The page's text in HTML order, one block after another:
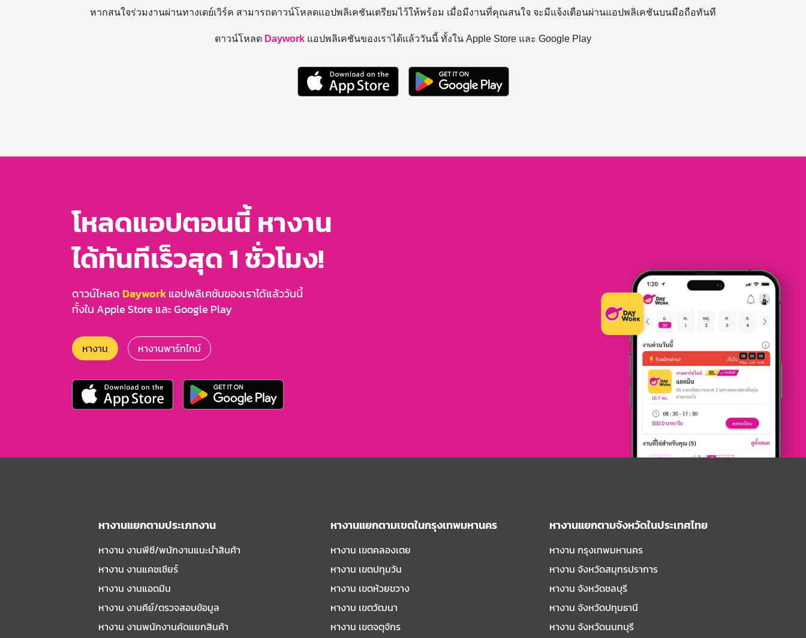
หากสนใจร่วมงานผ่านทางเดย์เวิร์ค สามารถดาวน์โหลดแอปพลิเคชันเตรียมไว้ให้พร้อม เมื่อมีงานที่คุณสนใจ จะมีแจ้งเตือนผ่านแอปพลิเคชันบนมือถือทันที
ดาวน์โหลด Daywork แอปพลิเคชันของเราได้แล้ววันนี้ ทั้งใน Apple Store และ Google Play
โหลดแอปตอนนี้ หางาน
ได้ทันทีเร็วสุด 1 ชั่วโมง!
ดาวน์โหลด Dayworkแอปพลิเคชันของเราได้แล้ววันนี้
ทั้งใน Apple Store และ Google Play
หางาน หางานพาร์ทไทม์
หางานแยกตามประเภทงาน
หางาน งานพีซี/พนักงานแนะนําสินค้า
หางาน งานแคชเชียร์
หางาน งานแอดมิน
หางาน งานคีย์/ตรวจสอบข้อมูล
หางาน งานพนักงานคัดแยกสินค้า
หางานแยกตามเขตในกรุงเทพมหานคร
หางาน เขตคลองเตย
หางาน เขตปทุมวัน
หางาน เขตห้วยขวาง
หางาน เขตวัฒนา
หางาน เขตจตุจักร
หางานแยกตามจังหวัดในประเทศไทย
หางาน กรุงเทพมหานคร
หางาน จังหวัดสมุทรปราการ
หางาน จังหวัดชลบุรี
หางาน จังหวัดปทุมธานี
หางาน จังหวัดนนทบุรี